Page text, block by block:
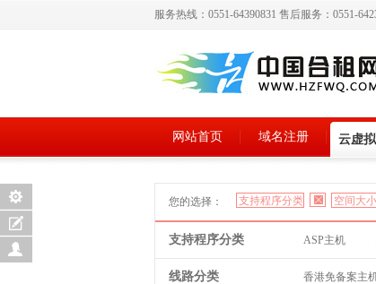
服务热线：0551-64390831 售后服务：0551-
网站首页 域名注册 云虚
您的选择： 支持程序分类 空间大
支持程序分类 ASP主机
线路分类 香港免备案主